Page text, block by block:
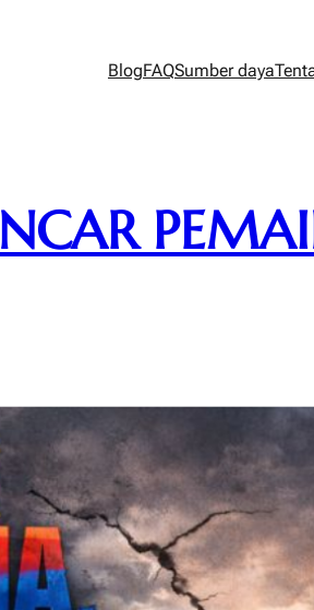
BlogFAQSumber daya